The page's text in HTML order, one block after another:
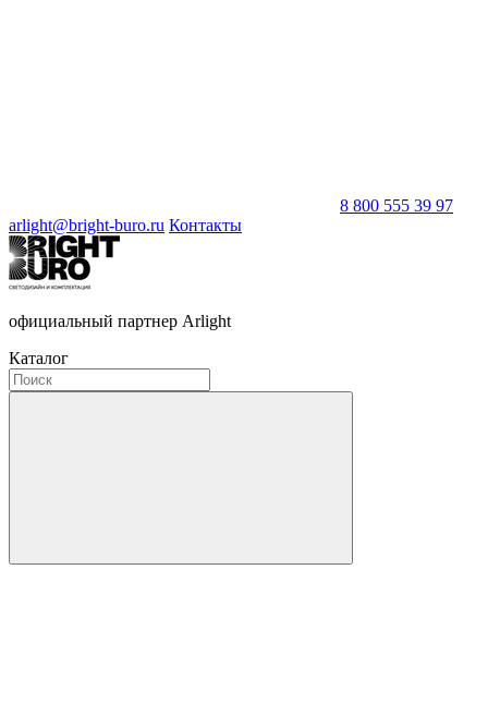
8 800 555 39 97
arlight@bright-buro.ru Контакты
официальный партнер Arlight
Каталог